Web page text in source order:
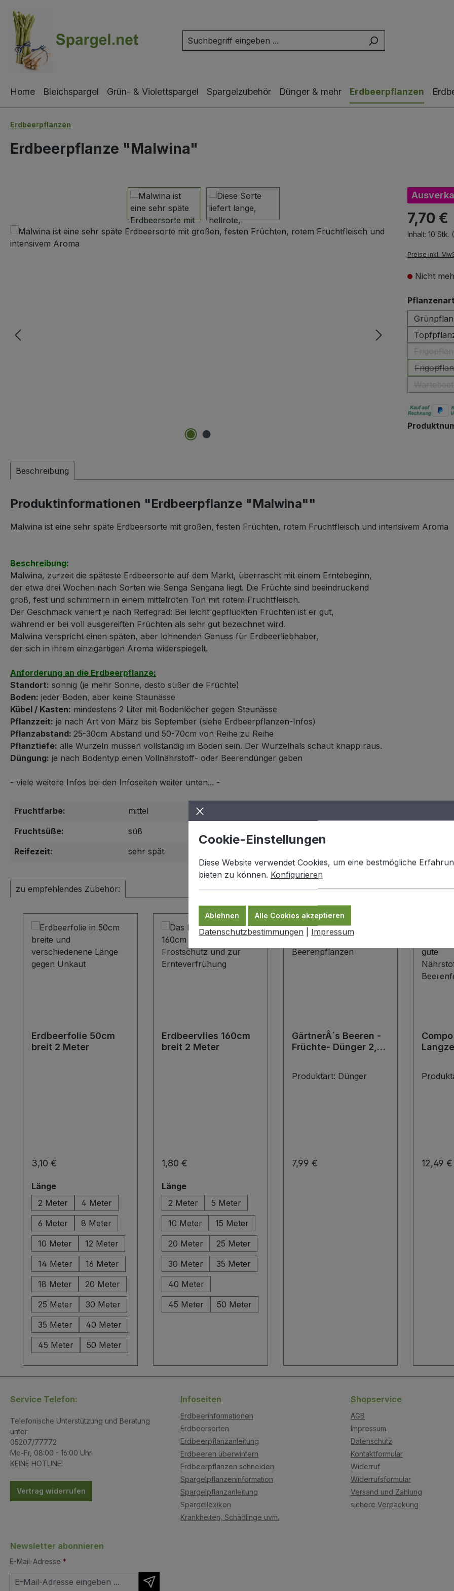
Hauptinhalt springen
Zur Suche springen
Zur Hauptnavigation springen
Home Bleichspargel Grün- & Violettspargel Spargelzubehör Dünger & mehr Erdbeerpflanzen
Erdbeerpflanzen
Erdbeerpflanze "Malwina"
7,70 €
Inhalt: 10 Stk.
Preise inkl.
Nicht
Beschreibung
Produktinformationen "Erdbeerpflanze "Malwina""
Malwina ist eine sehr späte Erdbeersorte mit großen, festen Früchten, rotem Fruchtfleisch und intensivem Aroma
Beschreibung:
Malwina, zurzeit die späteste Erdbeersorte auf dem Markt, überrascht mit einem Erntebeginn,
der etwa drei Wochen nach Sorten wie Senga Sengana liegt. Die Früchte sind beeindruckend
groß, fest und schimmern in einem mittelroten Ton mit rotem Fruchtfleisch.
Der Geschmack variiert je nach Reifegrad: Bei leicht gepflückten Früchten ist er gut,
während er bei voll ausgereiften Früchten als sehr gut bezeichnet wird.
Malwina verspricht einen späten, aber lohnenden Genuss für Erdbeerliebhaber,
der sich in ihrem einzigartigen Aroma widerspiegelt.
Anforderung an die Erdbeerpflanze:
Standort: sonnig (je mehr Sonne, desto süßer die Früchte)
Boden: jeder Boden, aber keine Staunässe
Kübel / Kasten: mindestens 2 Liter mit Bodenlöcher gegen Staunässe
Pflanzzeit: je nach Art von März bis September (siehe Erdbeerpflanzen-Infos)
Pflanzabstand: 25-30cm Abstand und 50-70cm von Reihe zu Reihe
Pflanztiefe: alle Wurzeln müssen vollständig im Boden sein. Der Wurzelhals schaut knapp raus.
Düngung: je nach Bodentyp einen Vollnährstoff- oder Beerendünger geben
- viele weitere Infos bei den Infoseiten weiter unten... -
Fruchtfarbe:
mittel
Fruchtsüße:
süß
Reifezeit:
sehr spät
zu empfehlendes Zubehör:
Erdbeerfolie 50cm
breit 2 Meter
Regulärer Preis:
3,10 €
Längeauswählen
2 Meter
4 Meter
6 Meter
8 Meter
10 Meter
12 Meter
14 Meter
16 Meter
18 Meter
20 Meter
25 Meter
30 Meter
35 Meter
40 Meter
45 Meter
50 Meter
Erdbeervlies 160cm
breit 2 Meter
Regulärer Preis:
1,80 €
Längeauswählen
2 Meter
5 Meter
10 Meter
15 Meter
20 Meter
25 Meter
30 Meter
35 Meter
40 Meter
45 Meter
50 Meter
GärtnerÂ´s Beeren -
Früchte- Dünger 2,5
Produktart: Dünger
Regulärer Preis:
7,99 € 12,49 €
Service Telefon:
Telefonische Unterstützung und Beratung
unter:
05207/77772
Mo-Fr, 08:00 - 16:00 Uhr
KEINE HOTLINE!
Vertrag widerrufen
Infoseiten
Erdbeerinformationen
Erdbeersorten
Erdbeerpflanzanleitung
Erdbeeren überwintern
Erdbeerpflanzen schneiden
Spargelpflanzeninformation
Spargelpflanzanleitung
Spargellexikon
Krankheiten, Schädlinge uvm.
Shopservice
AGB
Impressum
Datenschutz
Kontaktformular
Widerruf
Widerrufsformular
Versand und Zahlung
sichere Verpackung
Newsletter abonnieren
E-Mail-Adresse *
Cookie-Einstellungen
Diese Website verwendet Cookies, um eine bestmögliche
bieten zu können. Konfigurieren
Ablehnen Alle Cookies akzeptieren
Datenschutzbestimmungen Impressum